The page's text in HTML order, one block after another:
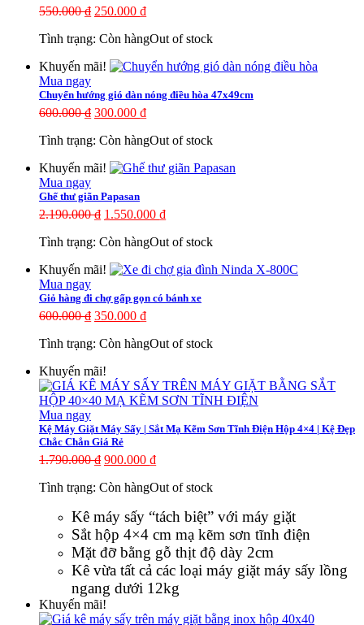
550.000₫ 250.000 ₫
Tình trạng: Còn hàngOut of stock
Khuyến mãi!
Mua ngay
Chuyển hướng gió dàn nóng điều hòa 47x49cm
600.000₫ 300.000 ₫
Tình trạng: Còn hàngOut of stock
Khuyến mãi!
Mua ngay
Ghế thư giãn Papasan
2.190.000₫ 1.550.000 ₫
Tình trạng: Còn hàngOut of stock
Khuyến mãi!
Mua ngay
Giỏ hàng đi chợ gấp gọn có bánh xe
600.000₫ 350.000 ₫
Tình trạng: Còn hàngOut of stock
Khuyến mãi!
Mua ngay
Kệ Máy Giặt Máy Sấy | Sắt Mạ Kẽm Sơn Tĩnh Điện Hộp 4×4 | Kệ Đẹp
Chắc Chắn Giá Rẻ
1.790.000₫ 900.000 ₫
Tình trạng: Còn hàngOut of stock
Kê máy sấy “tách biệt” với máy giặt
Sắt hộp 4×4 cm mạ kẽm sơn tĩnh điện
Mặt đỡ bằng gỗ thịt độ dày 2cm
Kê vừa tất cả các loại máy giặt máy sấy lồng
ngang dưới 12kg
Khuyến mãi!